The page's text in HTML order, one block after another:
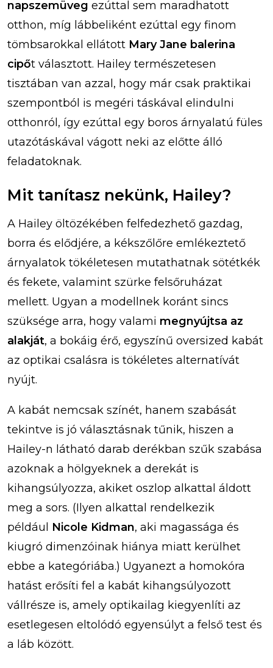
napszemüveg ezúttal sem maradhatott
otthon, míg lábbeliként ezúttal egy finom
tömbsarokkal ellátott Mary Jane balerina
cipőt választott. Hailey természetesen
tisztában van azzal, hogy már csak praktikai
szempontból is megéri táskával elindulni
otthonról, így ezúttal egy boros árnyalatú füles
utazótáskával vágott neki az előtte álló
feladatoknak.
Mit tanítasz nekünk, Hailey?
A Hailey öltözékében felfedezhető gazdag,
borra és elődjére, a kékszőlőre emlékeztető
árnyalatok tökéletesen mutathatnak sötétkék
és fekete, valamint szürke felsőruházat
mellett. Ugyan a modellnek koránt sincs
szüksége arra, hogy valami megnyújtsa az
alakját, a bokáig érő, egyszínű oversized kabát
az optikai csalásra is tökéletes alternatívát
nyújt.
A kabát nemcsak színét, hanem szabását
tekintve is jó választásnak tűnik, hiszen a
Hailey-n látható darab derékban szűk szabása
azoknak a hölgyeknek a derekát is
kihangsúlyozza, akiket oszlop alkattal áldott
meg a sors. (Ilyen alkattal rendelkezik
például Nicole Kidman, aki magassága és
kiugró dimenzóinak hiánya miatt kerülhet
ebbe a kategóriába.) Ugyanezt a homokóra
hatást erősíti fel a kabát kihangsúlyozott
vállrésze is, amely optikailag kiegyenlíti az
esetlegesen eltolódó egyensúlyt a felső test és
a láb között.